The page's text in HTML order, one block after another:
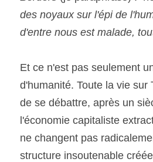
des noyaux sur l'épi de
d'entre nous est malade,
Et ce n'est pas seulement
d'humanité. Toute la vie sur
de se débattre, après un
l'économie capitaliste
ne changent pas
structure insoutenable